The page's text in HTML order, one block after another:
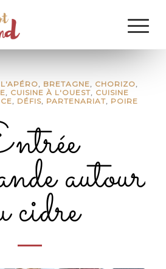
, BRETAGNE, CHORIZO,
, CUISINE À L'OUEST, CUISINE
, DÉFIS, PARTENARIAT, POIRE
autour
cidre